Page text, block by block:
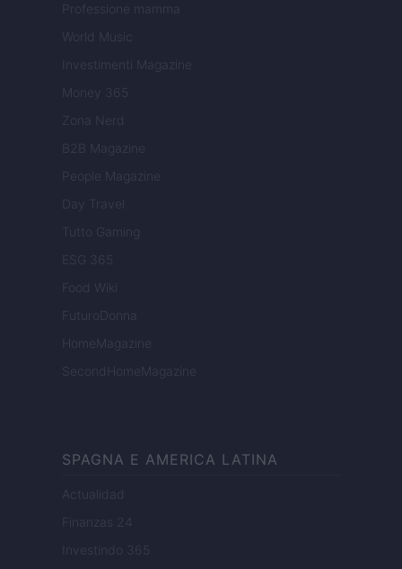
Professione mamma
World Music
Investimenti Magazine
Money 365
Zona Nerd
B2B Magazine
People Magazine
Day Travel
Tutto Gaming
ESG 365
Food Wiki
FuturoDonna
HomeMagazine
SecondHomeMagazine
SPAGNA E AMERICA LATINA
Actualidad
Finanzas 24
Investindo 365